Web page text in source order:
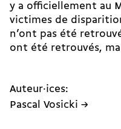
y a officiellement au
victimes de
n’ont pas été
ont été retrouvés,
Auteur·ices:
Pascal Vosicki →